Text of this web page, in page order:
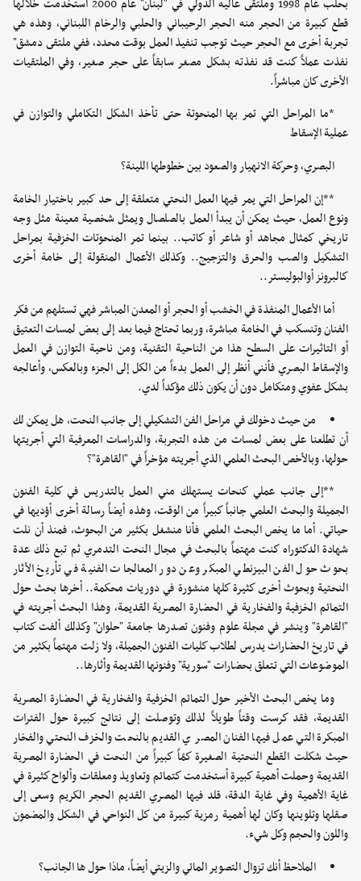
بحلب عام 1998 وملتقى عاليه الدولي في "لبنان" عام 2000 استخدمت خلالها
قطع كبيرة من الحجر منه الحجر الرحيباني والحلبي والرخام اللبناني، وهذه هي
تجربة أخرى مع الحجر حيث توجب تنفيذ العمل بوقت محدد، ففي ملتقى دمشق"
نفذت عملاً كنت قد نفذته بشكل مصغر سابقاً على حجر صغير، وفي الملتقيات
الأخرى كان مباشراً.
*ما المراحل التي تمر بها المنحوتة حتى تأخذ الشكل التكاملي والتوازن في
عملية الإسقاط
البصري، وحركة الانهيار والصعود بين خطوطها اللينة؟
**إن المراحل التي يمر فيها العمل النحتي متعلقة إلى حد كبير باختيار الخامة
ونوع العمل، حيث يمكن أن يبدأ العمل بالصلصال ويمثل شخصية معينة مثل وجه
تاريخي كمثال مجاهد أو شاعر أو كاتب.. بينما تمر المنحوتات الخزفية بمراحل
التشكيل والصب والحرق والتزجيج.. وكذلك الأعمال المنقولة إلى خامة أخرى
كالبرونز أوالبوليستر..
أما الأعمال المنفذة في الخشب أو الحجر أو المعدن المباشر فهي تستلهم من فكر
الفنان وتنسكب في الخامة مباشرة، وربما تحتاج فيما بعد إلى بعض لمسات التعتيق
أو التاثيرات على السطح هذا من الناحية التقنية، ومن ناحية التوازن في العمل
والإسقاط البصري فأنني أنظر إلى العمل بدءاً من الكل إلى الجزء وبالعكس، وأعالجه
بشكل عفوي ومتكامل دون أن يكون ذلك مؤكداً لدي.
من حيث دخولك في مراحل الفن التشكيلي إلى جانب النحت، هل يمكن لك
أن تطلعنا على بعض لمسات من هذه التجربة، والدراسات المعرفية التي أجريتها
حولها، وبالأخص البحث العلمي الذي أجريته مؤخراً في "القاهرة"؟
**إلى جانب عملي كنحات يستهلك مني العمل بالتدريس في كلية الفنون
الجميلة والبحث العلمي جانباً كبيراً من الوقت، وهذه أيضاً رسالة أخرى أؤديها في
حياتي. أما ما يخص البحث العلمي فأنا منشغل بكثير من البحوث، فمنذ أن نلت
شهادة الدكتوراه كنت مهتماً بالبحث في مجال النحت التدمري ثم تبع ذلك عدة
بحوث حول الفن البيزنطي المبكر وعن دور المعالجات الفنية في تأريخ الأثار
النحتية وبحوث أخرى كثيرة كلها منشورة في دوريات محكمة.. أخرها بحث حول
التمائم الخزفية والفخارية في الحضارة المصرية القديمة، وهذا البحث أجريته في
"القاهرة" وينشر في مجلة علوم وفنون تصدرها جامعة "حلوان" وكذلك ألفت كتاب
في تاريخ الحضارات يدرس لطلاب كليات الفنون الجميلة، ولا زلت مهتماً بكثير من
الموضوعات التي تتعلق بحضارات "سورية" وفنونها القديمة وأثارها..
وما يخص البحث الأخير حول التمائم الخزفية والفخارية في الحضارة المصرية
القديمة، فقد كرست وقتاً طويلاً لذلك وتوصلت إلى نتائج كبيرة حول الفترات
المبكرة التي عمل فيها الفنان المصر ي القديم بالنحت والخزف النحتي والفخار
حيث شكلت القطع النحتية الصغيرة كمّاً كبيراً من النحت في الحضارة المصرية
القديمة وحملت أهمية كبيرة أستخدمت كتمائم وتعاويذ ومعلقات وألواح كثيرة في
غاية الأهمية وفي غاية الدقة، قلد فيها المصري القديم الحجر الكريم وسعى إلى
صقلها وتلوينها وكان لها أهمية رمزية كبيرة من كل النواحي في الشكل والمضمون
واللون والحجم وكل شيء.
الملاحظ أنك تزوال التصوير المائي والزيتي أيضاً، ماذا حول ها الجانب؟